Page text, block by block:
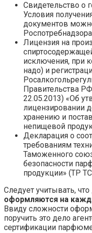
Свидетельство о
Условия
документов
Лицензия на
исключения, при
надо) и
Правительства
22.05.2013) «Об
лицензировании
хранению и
непищевой
Декларация о
требованиям
Таможенного
безопасности
продукции» (ТР
Следует учитывать, что
оформляются на
Ввиду сложности
поручить это дело
сертификации